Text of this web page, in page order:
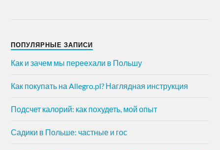
ПОПУЛЯРНЫЕ ЗАПИСИ
Как и зачем мы переехали в Польшу
Как покупать на Allegro.pl? Наглядная инструкция
Подсчет калорий: как похудеть, мой опыт
Садики в Польше: частные и гос